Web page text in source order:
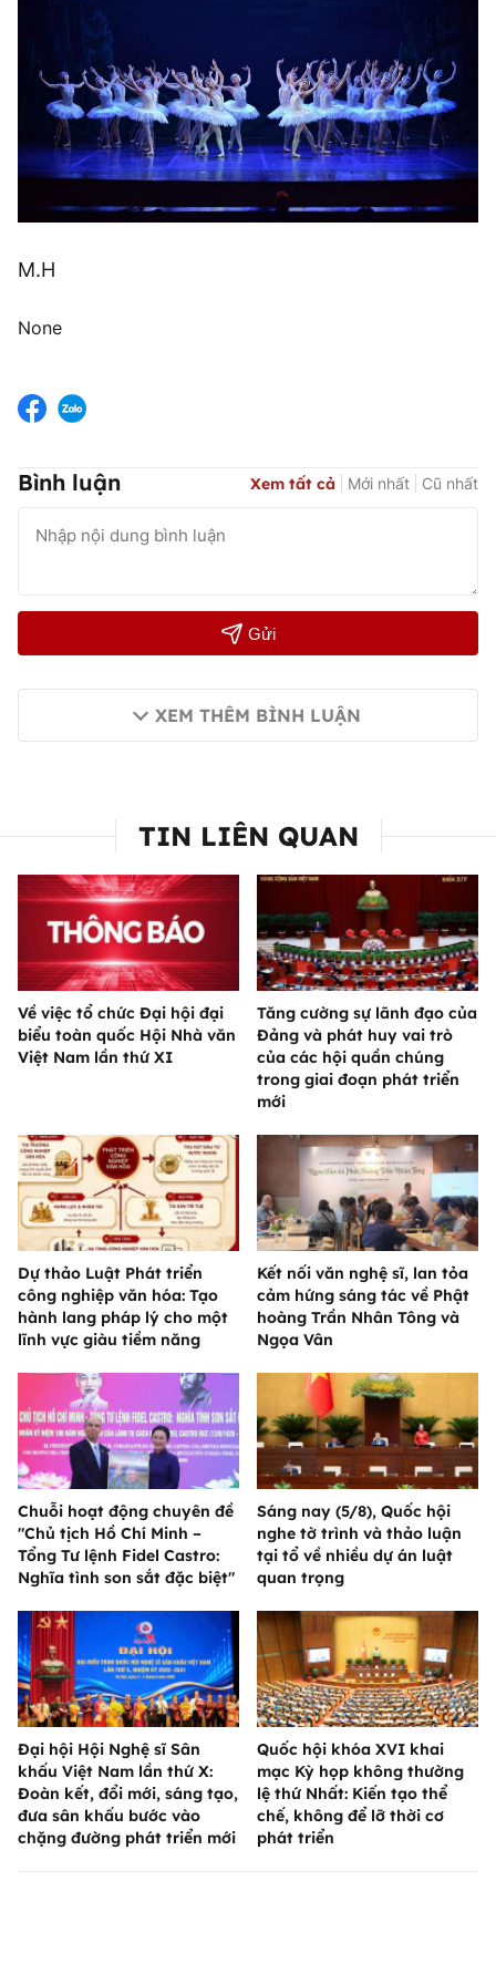
M.H
None
Bình luận Xem tất cả Mới nhất Cũ nhất
Gửi
XEM THÊM BÌNH LUẬN
TIN LIÊN QUAN
Về việc tổ chức Đại hội đại
biểu toàn quốc Hội Nhà văn
Việt Nam lần thứ XI
Tăng cường sự lãnh đạo của
Đảng và phát huy vai trò
của các hội quần chúng
trong giai đoạn phát triển
mới
Dự thảo Luật Phát triển
công nghiệp văn hóa: Tạo
hành lang pháp lý cho một
lĩnh vực giàu tiềm năng
Kết nối văn nghệ sĩ, lan tỏa
cảm hứng sáng tác về Phật
hoàng Trần Nhân Tông và
Ngọa Vân
Chuỗi hoạt động chuyên đề
"Chủ tịch Hồ Chí Minh –
Tổng Tư lệnh Fidel Castro:
Nghĩa tình son sắt đặc biệt"
Sáng nay (5/8), Quốc hội
nghe tờ trình và thảo luận
tại tổ về nhiều dự án luật
quan trọng
Đại hội Hội Nghệ sĩ Sân
khấu Việt Nam lần thứ X:
Đoàn kết, đổi mới, sáng tạo,
đưa sân khấu bước vào
chặng đường phát triển mới
Quốc hội khóa XVI khai
mạc Kỳ họp không thường
lệ thứ Nhất: Kiến tạo thể
chế, không để lỡ thời cơ
phát triển